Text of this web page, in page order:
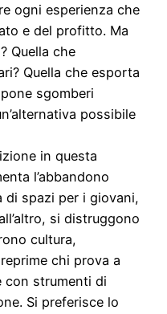
ogni esperienza che
e del profitto. Ma
Quella che
Quella che esporta
sgomberi
possibile
in questa
l’abbandono
di spazi per i giovani,
si distruggono
cultura,
chi prova a
con strumenti di
Si preferisce lo